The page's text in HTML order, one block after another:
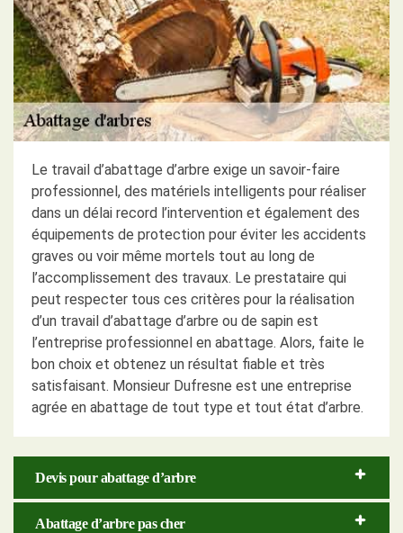
Le travail d’abattage d’arbre exige un savoir-faire
professionnel, des matériels intelligents pour réaliser
dans un délai record l’intervention et également des
équipements de protection pour éviter les accidents
graves ou voir même mortels tout au long de
l’accomplissement des travaux. Le prestataire qui
peut respecter tous ces critères pour la réalisation
d’un travail d’abattage d’arbre ou de sapin est
l’entreprise professionnel en abattage. Alors, faite le
bon choix et obtenez un résultat fiable et très
satisfaisant. Monsieur Dufresne est une entreprise
agrée en abattage de tout type et tout état d’arbre.
Devis pour abattage d’arbre
Abattage d’arbre pas cher